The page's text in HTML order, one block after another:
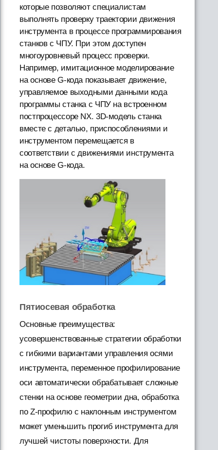
которые позволяют специалистам
выполнять проверку траектории движения
инструмента в процессе программирования
станков с ЧПУ. При этом доступен
многоуровневый процесс проверки.
Например, имитационное моделирование
на основе G-кода показывает движение,
управляемое выходными данными кода
программы станка с ЧПУ на встроенном
постпроцессоре NX. 3D-модель станка
вместе с деталью, приспособлениями и
инструментом перемещается в
соответствии с движениями инструмента
на основе G-кода.
Пятиосевая обработка
Основные преимущества:
усовершенствованные стратегии обработки
с гибкими вариантами управления осями
инструмента, переменное профилирование
оси автоматически обрабатывает сложные
стенки на основе геометрии дна, обработка
по Z-профилю с наклонным инструментом
может уменьшить прогиб инструмента для
лучшей чистоты поверхности. Для